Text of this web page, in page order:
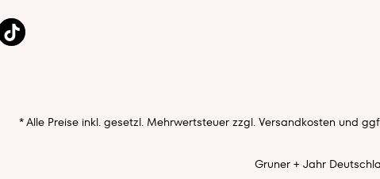
* Alle Preise inkl. gesetzl. Mehrwertsteuer zzgl. Versandkosten und
Gruner + Jahr